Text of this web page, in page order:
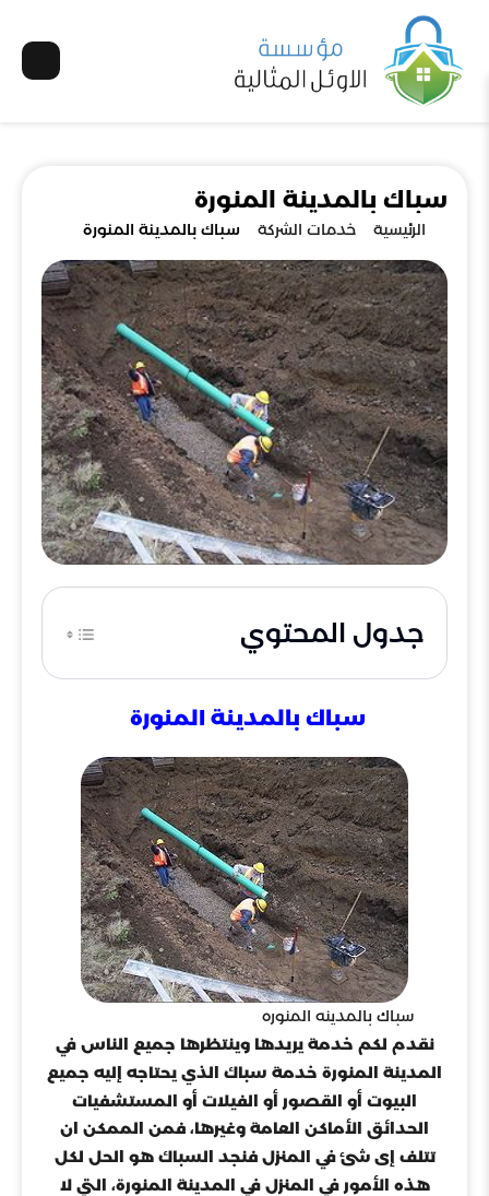
سباك بالمدينة المنورة
الرئيسية خدمات الشركة سباك بالمدينة المنورة
جدول المحتوي
سباك بالمدينة المنورة
سباك بالمدينه المنوره
نقدم لكم خدمة يريدها وينتظرها جميع الناس في
المدينة المنورة خدمة سباك الذي يحتاجه إليه جميع
البيوت أو القصور أو الفيلات أو المستشفيات
الحدائق الأماكن العامة وغيرها، فمن الممكن ان
تتلف إى شئ في المنزل فنجد السباك هو الحل لكل
هذه الأمور في المنزل في المدينة المنورة، التي لا